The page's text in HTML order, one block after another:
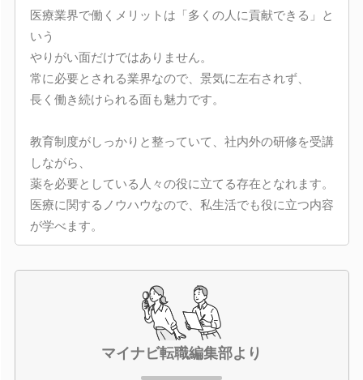
医療業界で働くメリットは「多くの人に貢献できる」と
いう
やりがい面だけではありません。
常に必要とされる業界なので、景気に左右されず、
長く働き続けられる面も魅力です。
教育制度がしっかりと整っていて、社内外の研修を受講
しながら、
薬を必要としている人々の役に立てる存在となれます。
医療に関するノウハウなので、私生活でも役に立つ内容
が学べます。
マイナビ転職編集部より